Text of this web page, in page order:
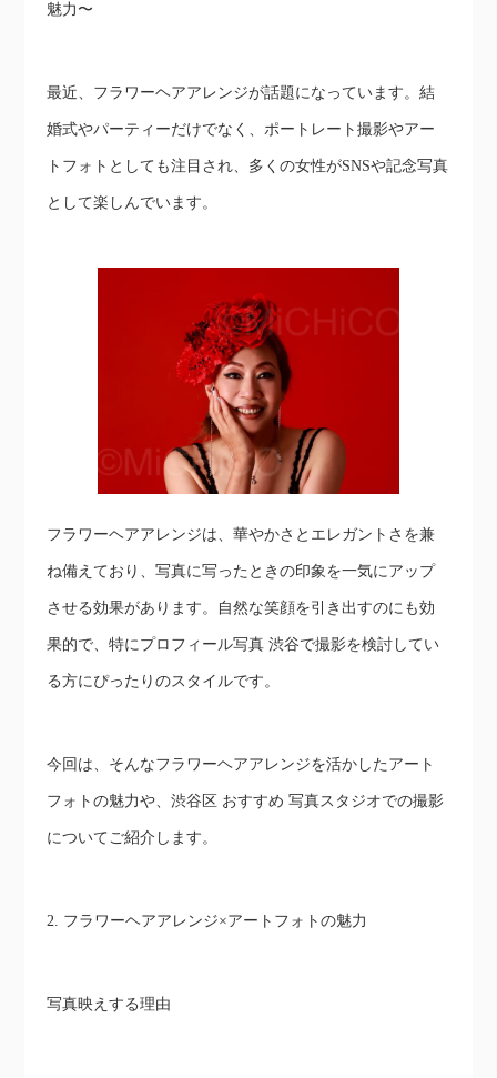
魅力〜
最近、フラワーヘアアレンジが話題になっています。結
婚式やパーティーだけでなく、ポートレート撮影やアー
トフォトとしても注目され、多くの女性がSNSや記念写真
として楽しんでいます。
フラワーヘアアレンジは、華やかさとエレガントさを兼
ね備えており、写真に写ったときの印象を一気にアップ
させる効果があります。自然な笑顔を引き出すのにも効
果的で、特にプロフィール写真 渋谷で撮影を検討してい
る方にぴったりのスタイルです。
今回は、そんなフラワーヘアアレンジを活かしたアート
フォトの魅力や、渋谷区 おすすめ 写真スタジオでの撮影
についてご紹介します。
2. フラワーヘアアレンジ×アートフォトの魅力
写真映えする理由